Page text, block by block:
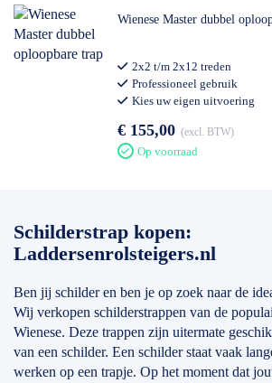
Wienese Master dubbel
2x2 t/m 2x12 treden
Professioneel gebruik
Kies uw eigen uitvoering
€ 155,00 excl. BTW
Op voorraad
Schilderstrap kopen:
Laddersenrolsteigers.nl
Ben jij schilder en ben je op zoek naar de
Wij verkopen schilderstrappen van de
Wienese. Deze trappen zijn uitermate
van een schilder. Een schilder staat vaak
werken op een trapje. Op het moment dat